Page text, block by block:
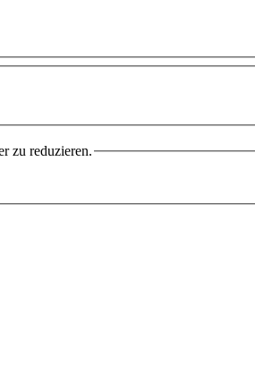
zu reduzieren.